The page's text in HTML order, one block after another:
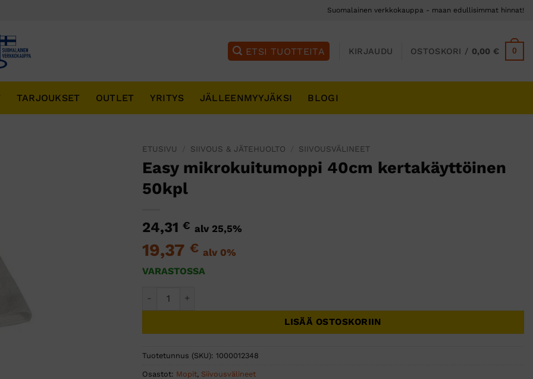
Suomalainen verkkokauppa - maan edullisimmat hinnat!
KIRJAUDU OSTOSKORI / 0,00€ 0
TARJOUKSET OUTLET YRITYS JÄLLEENMYYJÄKSI BLOGI
ETUSIVU SIIVOUS & JÄTEHUOLTO SIIVOUSVÄLINEET
Easy mikrokuitumoppi 40cm kertakäyttöinen
50kpl
24,31 € alv 25,5%
19,37 € alv 0%
VARASTOSSA
LISÄÄ OSTOSKORIIN
Tuotetunnus (SKU): 1000012348
Osastot: Mopit, Siivousvälineet